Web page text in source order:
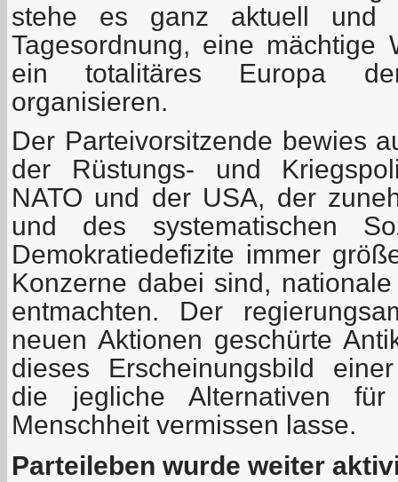
stehe es ganz aktuell und
Tagesordnung, eine mächtige
ein totalitäres Europa
organisieren.
Der Parteivorsitzende bewies
der Rüstungs- und
NATO und der USA, der
und des systematischen
Demokratiedefizite immer
Konzerne dabei sind,
entmachten. Der
neuen Aktionen geschürte
dieses Erscheinungsbild
die jegliche Alternativen
Menschheit vermissen lasse.
Parteileben wurde weiter